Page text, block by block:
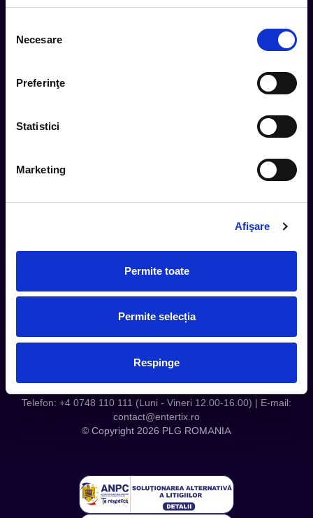
consimțământului
Necesare
Preferinţe
Statistici
Marketing
Afişare
Permite toate
Permite selecția
Respinge
Metode plata
Magazine partenere
Termeni si Conditii
Politica Confidentialitate
Telefon: +4 0748 110 111 (Luni - Vineri 12.00-16.00) | E-mail:
contact@entertix.ro
© Copyright 2026 PLG ROMANIA